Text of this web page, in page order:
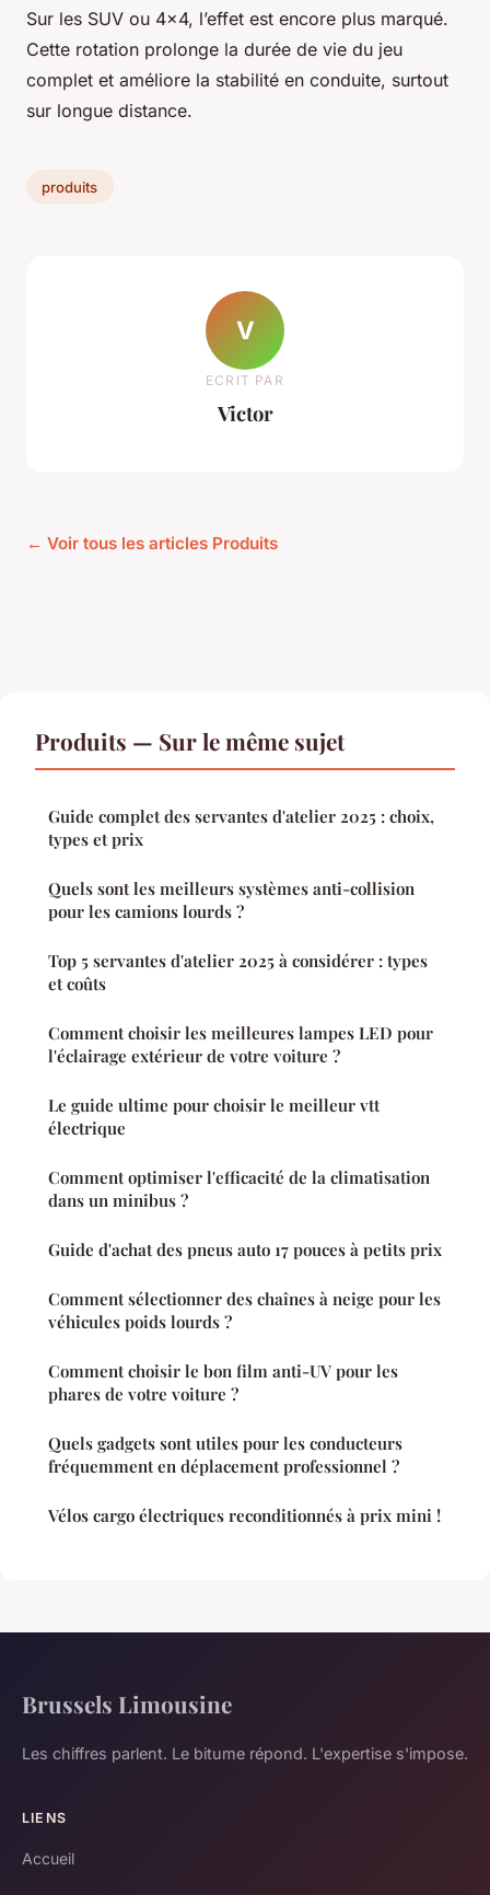
Sur les SUV ou 4x4, l’effet est encore plus marqué.
Cette rotation prolonge la durée de vie du jeu
complet et améliore la stabilité en conduite, surtout
sur longue distance.
produits
V
ECRIT PAR
Victor
← Voir tous les articles Produits
Produits — Sur le même sujet
Guide complet des servantes d'atelier 2025 : choix,
types et prix
Quels sont les meilleurs systèmes anti-collision
pour les camions lourds ?
Top 5 servantes d'atelier 2025 à considérer : types
et coûts
Comment choisir les meilleures lampes LED pour
l'éclairage extérieur de votre voiture ?
Le guide ultime pour choisir le meilleur vtt
électrique
Comment optimiser l'efficacité de la climatisation
dans un minibus ?
Guide d'achat des pneus auto 17 pouces à petits prix
Comment sélectionner des chaînes à neige pour les
véhicules poids lourds ?
Comment choisir le bon film anti-UV pour les
phares de votre voiture ?
Quels gadgets sont utiles pour les conducteurs
fréquemment en déplacement professionnel ?
Vélos cargo électriques reconditionnés à prix mini !
Brussels Limousine
Les chiffres parlent. Le bitume répond. L'expertise s'impose.
LIENS
Accueil